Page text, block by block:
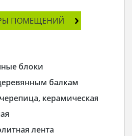
ПОМЕЩЕНИЙ
блоки
балкам
керамическая
лента